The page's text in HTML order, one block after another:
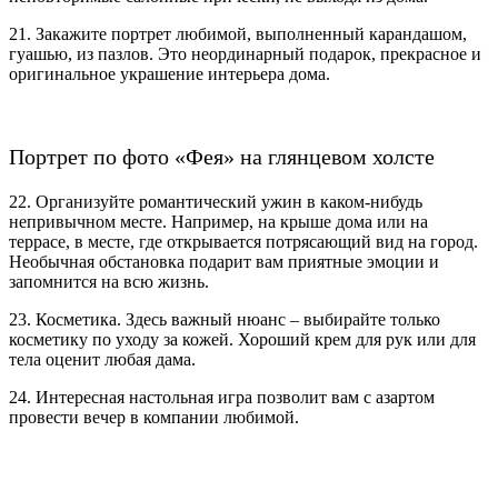
21. Закажите портрет любимой, выполненный карандашом,
гуашью, из пазлов. Это неординарный подарок, прекрасное и
оригинальное украшение интерьера дома.
Портрет по фото «Фея» на глянцевом холсте
22. Организуйте романтический ужин в каком-нибудь
непривычном месте. Например, на крыше дома или на
террасе, в месте, где открывается потрясающий вид на город.
Необычная обстановка подарит вам приятные эмоции и
запомнится на всю жизнь.
23. Косметика. Здесь важный нюанс – выбирайте только
косметику по уходу за кожей. Хороший крем для рук или для
тела оценит любая дама.
24. Интересная настольная игра позволит вам с азартом
провести вечер в компании любимой.